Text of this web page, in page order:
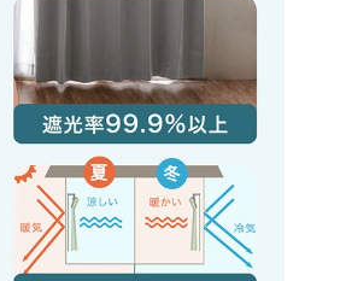
いただき誠にありがとうご
ーマンスにご満足いただけ
活の助けになりますと幸い
けるような商品づくりに努
用をスタッフ一同、心より